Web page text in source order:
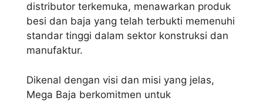
distributor terkemuka, menawarkan produk
besi dan baja yang telah terbukti memenuhi
standar tinggi dalam sektor konstruksi dan
manufaktur.
Dikenal dengan visi dan misi yang jelas,
Mega Baja berkomitmen untuk